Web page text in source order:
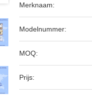
Merknaam:
Modelnummer:
MOQ:
Prijs: